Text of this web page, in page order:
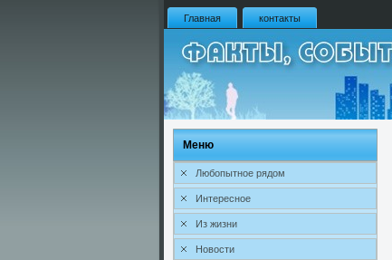
Главная контакты
Меню
Любопытное рядом
Интересное
Из жизни
Новости